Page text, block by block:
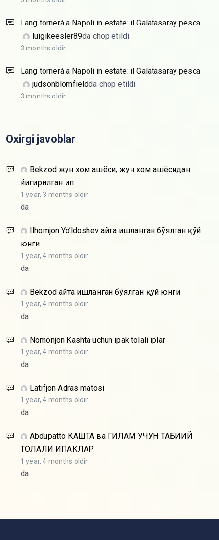
Lang tornerà a Napoli in estate: il Galatasaray pesca
luigikeesler89da chop etildi
3 months oldin
Lang tornerà a Napoli in estate: il Galatasaray pesca
judsonblomfieldda chop etildi
3 months oldin
Oxirgi javoblar
Bekzod жун хом ашёси, жун хом ашёсидан
йигирилган ип
1 year, 3 months oldin
da
Ilhomjon Yo’ldoshev Қайта ишланган бўялган қўй
юнги
1 year, 4 months oldin
da
Bekzod Қайта ишланган бўялган қўй юнги
1 year, 4 months oldin
da
Nomonjon Kashta uchun ipak tolali iplar
1 year, 4 months oldin
da
Latifjon Adras matosi
1 year, 4 months oldin
da
Abdupatto КАШТА ва ГИЛАМ УЧУН ТАБИИЙ
ТОЛАЛИ ИПАКЛАР
1 year, 4 months oldin
da